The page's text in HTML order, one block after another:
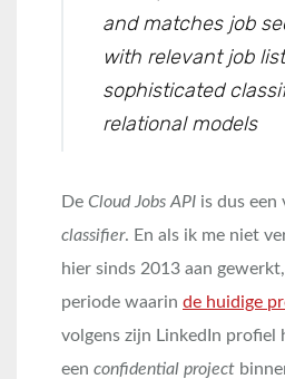
and matches job
with relevant job
sophisticated
relational models
De Cloud Jobs API is dus een
classifier. En als ik me niet
hier sinds 2013 aan
periode waarin de huidige
volgens zijn LinkedIn profiel
een confidential project